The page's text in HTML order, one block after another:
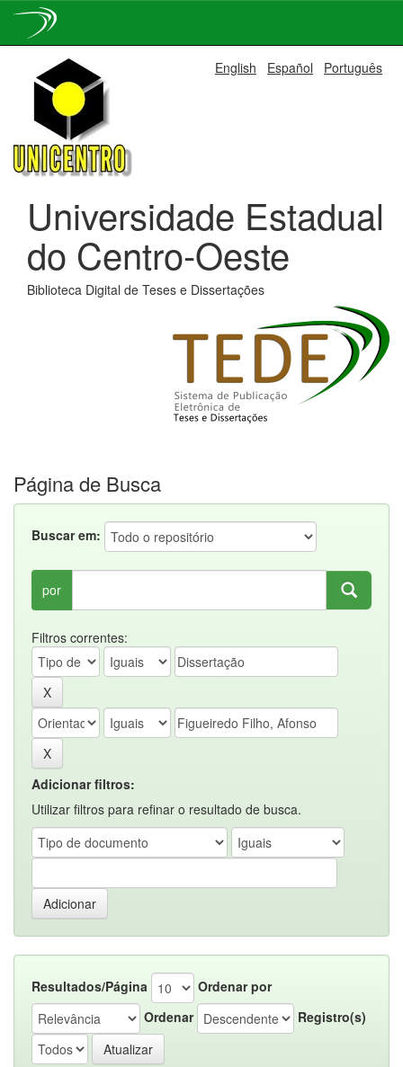
navigation
English Español Português
Universidade Estadual
do Centro-Oeste
Biblioteca Digital de Teses e Dissertações
Página de Busca
Buscar em:
por
Filtros correntes:
Adicionar filtros:
Utilizar filtros para refinar o resultado de busca.
Resultados/Página
Ordenar por
Ordenar
Registro(s)